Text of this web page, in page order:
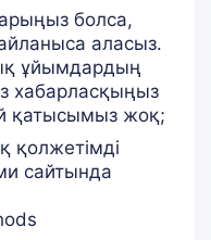
болса,
аласыз.
ұйымдардың
хабарласқыңыз
қатысымыз жоқ;
қолжетімді
сайтында